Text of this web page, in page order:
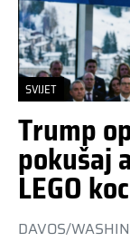
SVIJET
Trump
pokušaj
LEGO
DAVOS/